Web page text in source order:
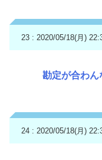
23 : 2020/05/18(月)
勘定が合わん
24 : 2020/05/18(月)